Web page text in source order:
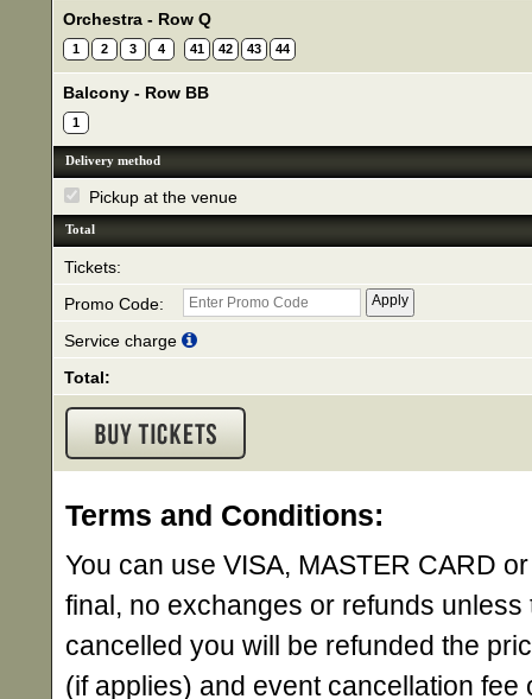
Orchestra - Row Q
1 2 3 4 41 42 43 44
Balcony - Row BB
1
Delivery method
Pickup at the venue
Total
Tickets:
Promo Code:
Service charge
Total:
Terms and Conditions:
You can use VISA, MASTER CARD
final, no exchanges or refunds
cancelled you will be refunded the
(if applies) and event cancellation